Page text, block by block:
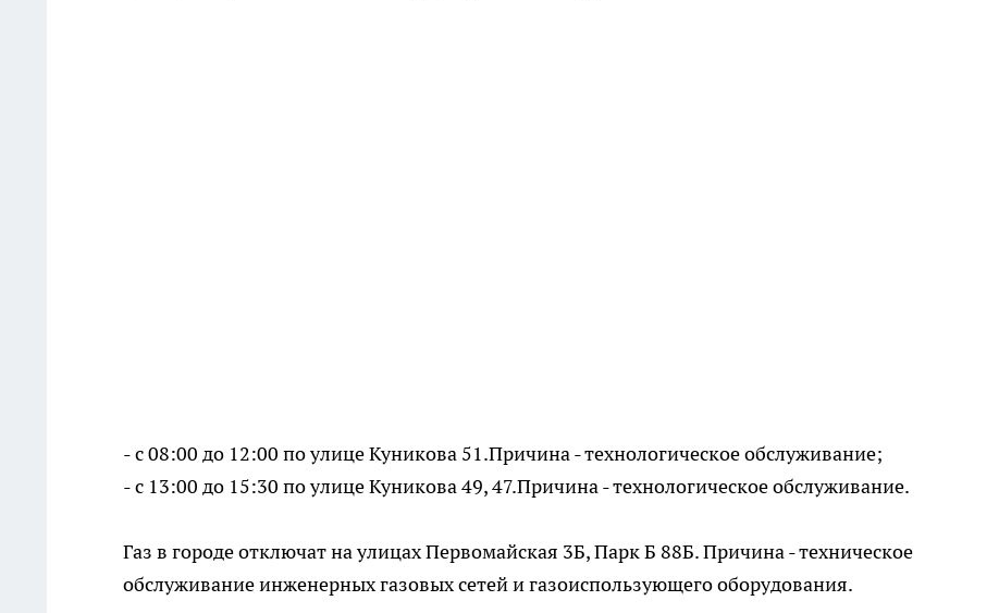
- с 08:00 до 12:00 по улице Куникова 51.Причина - технологическое обслуживание;
- с 13:00 до 15:30 по улице Куникова 49, 47.Причина - технологическое обслуживание.
Газ в городе отключат на улицах Первомайская 3Б, Парк Б 88Б. Причина - техническое
обслуживание инженерных газовых сетей и газоиспользующего оборудования.